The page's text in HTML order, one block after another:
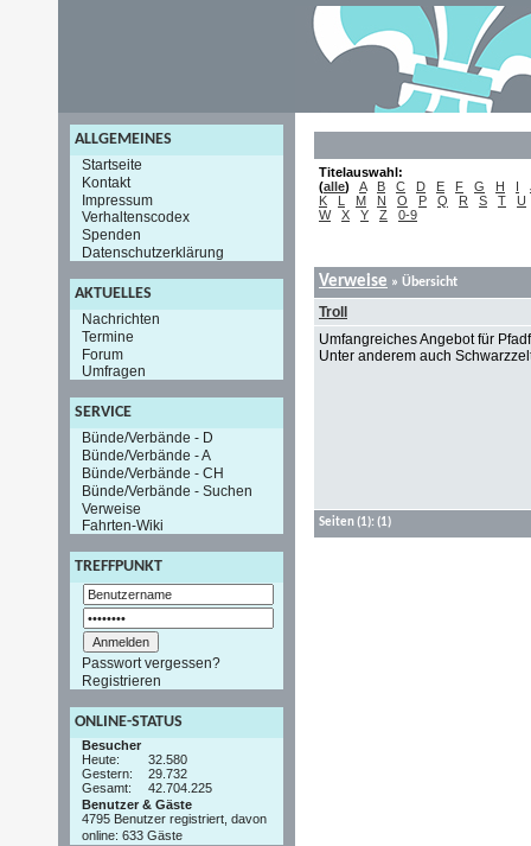
ALLGEMEINES
Startseite
Kontakt
Impressum
Verhaltenscodex
Spenden
Datenschutzerklärung
AKTUELLES
Nachrichten
Termine
Forum
Umfragen
SERVICE
Bünde/Verbände - D
Bünde/Verbände - A
Bünde/Verbände - CH
Bünde/Verbände - Suchen
Verweise
Fahrten-Wiki
TREFFPUNKT
Passwort vergessen?
Registrieren
ONLINE-STATUS
Besucher
Heute:
32.580
Gestern:
29.732
Gesamt:
42.704.225
Benutzer & Gäste
4795 Benutzer registriert, davon
online: 633 Gäste
Titelauswahl:
(alle) A B C D E F G H I
K
L M N O P Q R S T
U
W
X Y Z 0-9
Verweise » Übersicht
Troll
Umfangreiches Angebot für
Unter anderem auch
Seiten(1): (1)